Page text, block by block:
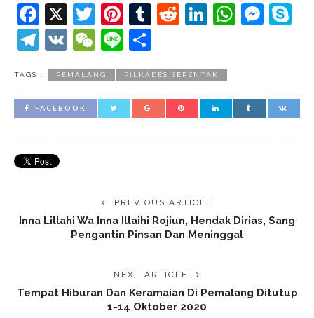
Facebook
X Twitter
Pinterest
Tumblr
Reddit
LinkedIn
Telegram
VK WeChat
Line
TAGS : PEMALANG PILKADES SERENTAK
FACEBOOK
PREVIOUS ARTICLE
Inna Lillahi Wa Inna Illaihi Rojiun, Hendak Dirias, Sang
Pengantin Pinsan Dan Meninggal
NEXT ARTICLE
Tempat Hiburan Dan Keramaian Di Pemalang Ditutup
1-14 Oktober 2020